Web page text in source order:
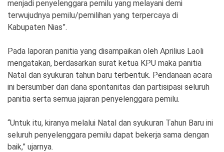
©
Copyright
News
menjadi penyelenggara pemilu yang melayani demi
terwujudnya pemilu/pemilihan yang terpercaya di
Kabupaten Nias”.
Pada laporan panitia yang disampaikan oleh Aprilius Laoli
mengatakan, berdasarkan surat ketua KPU maka panitia
Natal dan syukuran tahun baru terbentuk. Pendanaan acara
ini bersumber dari dana spontanitas dan partisipasi seluruh
panitia serta semua jajaran penyelenggara pemilu.
“Untuk itu, kiranya melalui Natal dan syukuran Tahun Baru ini
seluruh penyelenggara pemilu dapat bekerja sama dengan
baik,” ujarnya.